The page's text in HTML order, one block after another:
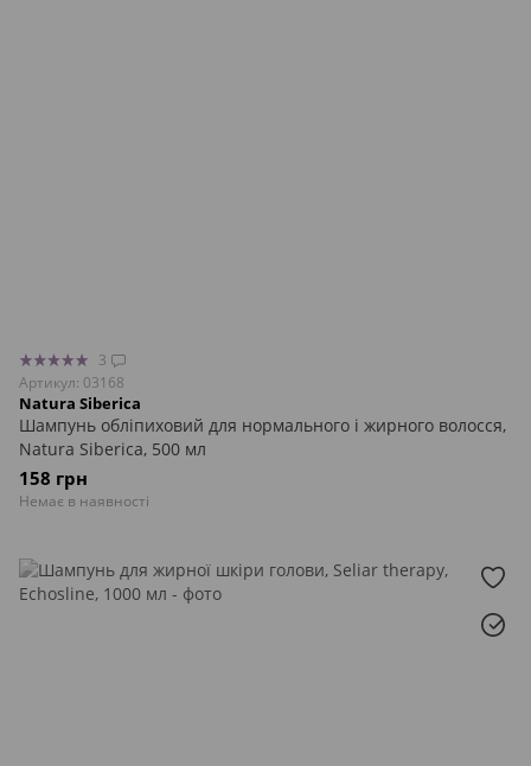
3
Артикул: 03168
Natura Siberica
Шампунь обліпиховий для нормального і жирного волосся,
Natura Siberica, 500 мл
158 грн
Немає в наявності